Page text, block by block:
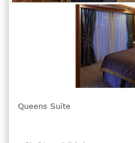
Queens Suite